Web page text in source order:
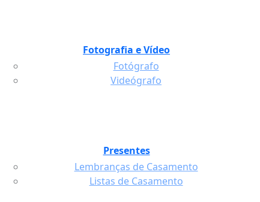
Fotografia e Vídeo
Fotógrafo
Videógrafo
Presentes
Lembranças de Casamento
Listas de Casamento